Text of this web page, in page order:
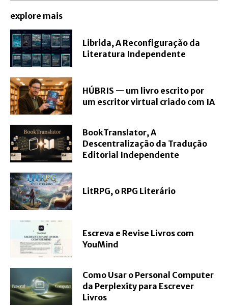
explore mais
Librida, A Reconfiguração da
Literatura Independente
HÚBRIS — um livro escrito por
um escritor virtual criado com IA
BookTranslator, A
Descentralização da Tradução
Editorial Independente
LitRPG, o RPG Literário
Escreva e Revise Livros com
YouMind
Como Usar o Personal Computer
da Perplexity para Escrever
Livros